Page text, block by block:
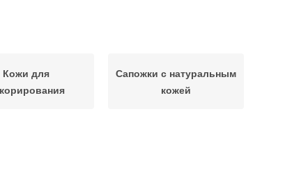
Кожи для
Сапожки с натуральным
кожей